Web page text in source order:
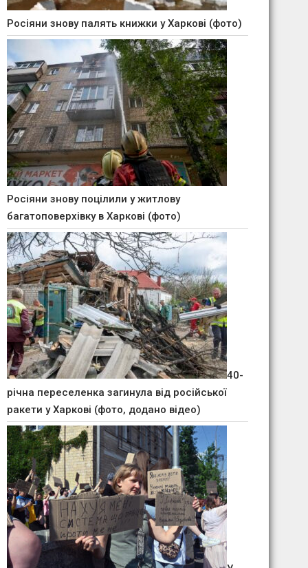
Росіяни знову палять книжки у Харкові (фото)
Росіяни знову поцілили у житлову
багатоповерхівку в Харкові (фото)
40-
річна переселенка загинула від російської
ракети у Харкові (фото, додано відео)